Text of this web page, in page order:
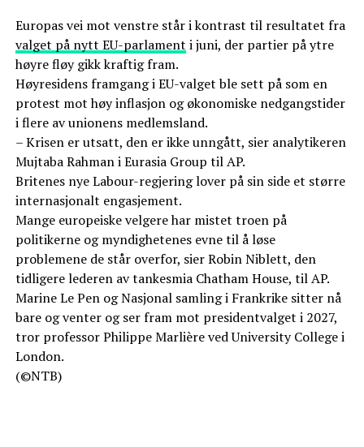
Europas vei mot venstre står i kontrast til resultatet fra
valget på nytt EU-parlament i juni, der partier på ytre
høyre fløy gikk kraftig fram.
Høyresidens framgang i EU-valget ble sett på som en
protest mot høy inflasjon og økonomiske nedgangstider
i flere av unionens medlemsland.
– Krisen er utsatt, den er ikke unngått, sier analytikeren
Mujtaba Rahman i Eurasia Group til AP.
Britenes nye Labour-regjering lover på sin side et større
internasjonalt engasjement.
Mange europeiske velgere har mistet troen på
politikerne og myndighetenes evne til å løse
problemene de står overfor, sier Robin Niblett, den
tidligere lederen av tankesmia Chatham House, til AP.
Marine Le Pen og Nasjonal samling i Frankrike sitter nå
bare og venter og ser fram mot presidentvalget i 2027,
tror professor Philippe Marlière ved University College i
London.
(©NTB)